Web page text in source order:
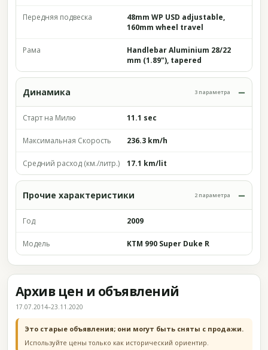
Передняя подвеска
48mm WP USD adjustable,
160mm wheel travel
Рама
Handlebar Aluminium 28/22
mm (1.89"), tapered
Динамика 3 параметра
Старт на Милю 11.1 sec
Максимальная Скорость 236.3 km/h
Средний расход (км./литр.) 17.1 km/lit
Прочие характеристики 2 параметра
Год 2009
Модель KTM 990 Super Duke R
Архив цен и объявлений
17.07.2014–23.11.2020
Это старые объявления; они могут быть сняты с продажи.
Используйте цены только как исторический ориентир.